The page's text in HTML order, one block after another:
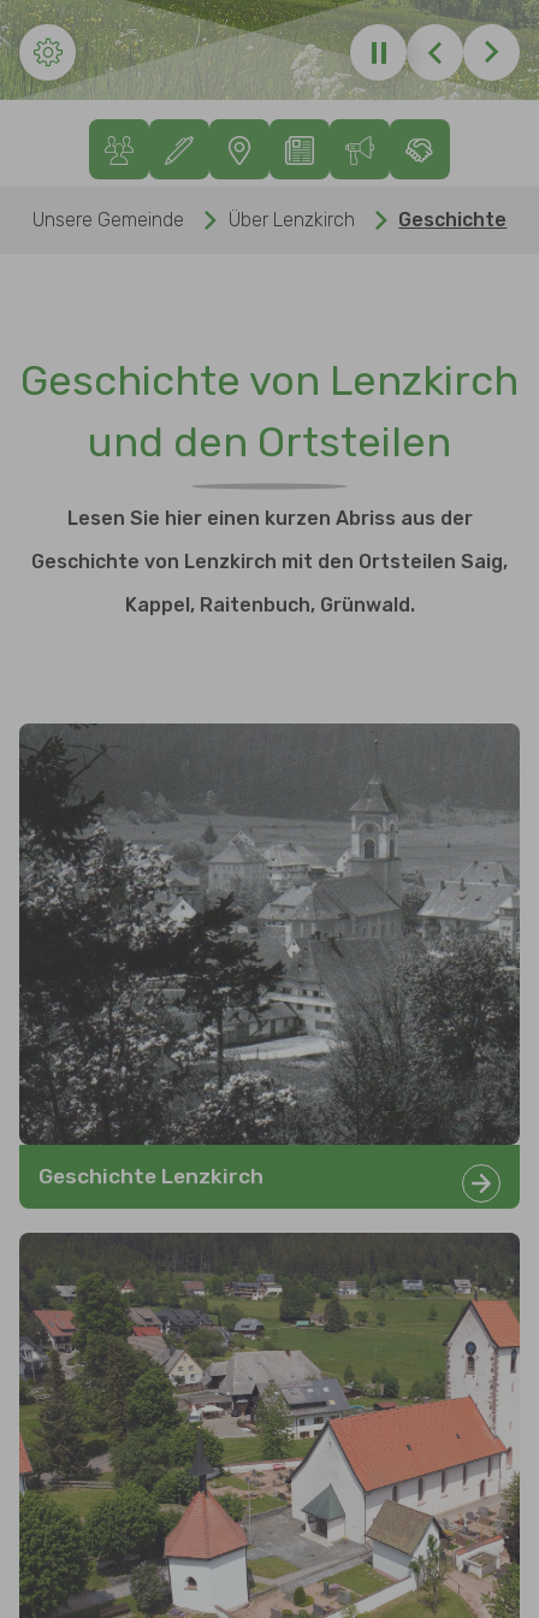
Zurück
Sie sind hier:
Unsere Gemeinde Über Lenzkirch Geschichte
Geschichte von Lenzkirch
und den Ortsteilen
Lesen Sie hier einen kurzen Abriss aus der
Geschichte von Lenzkirch mit den Ortsteilen Saig,
Kappel, Raitenbuch, Grünwald.
Geschichte Lenzkirch